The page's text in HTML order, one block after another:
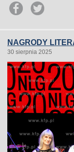
NAGRODY
30 sierpnia 2025